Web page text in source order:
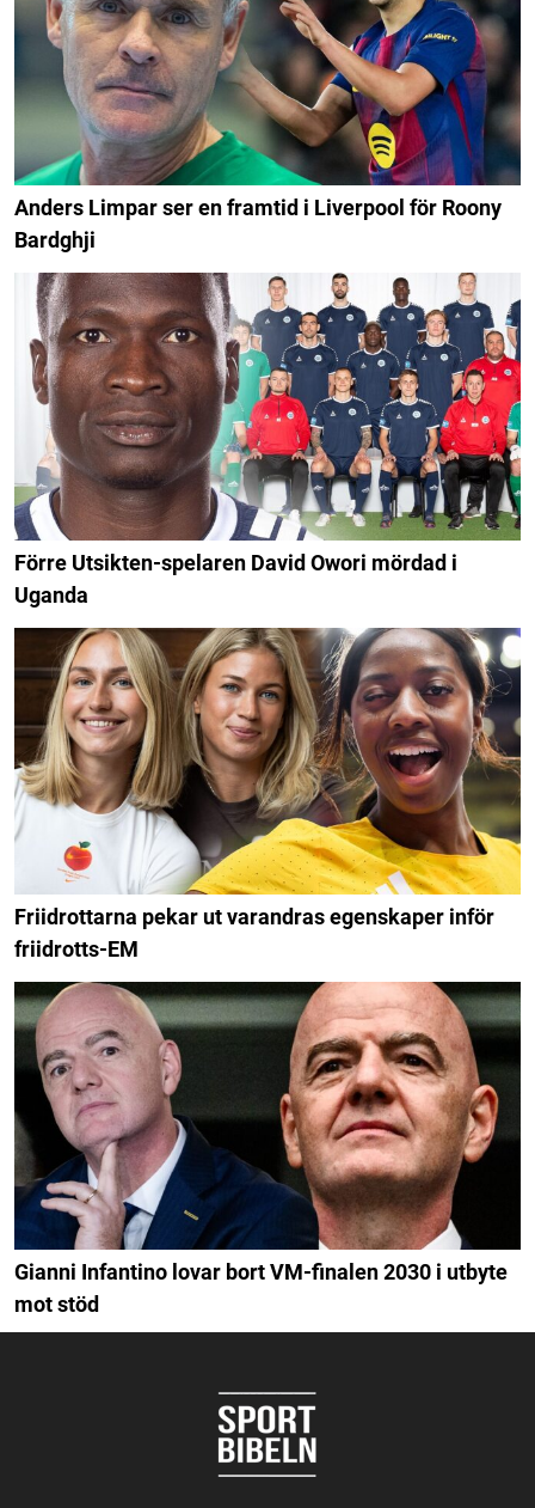
Anders Limpar ser en framtid i Liverpool för Roony
Bardghji
Förre Utsikten-spelaren David Owori mördad i
Uganda
Friidrottarna pekar ut varandras egenskaper inför
friidrotts-EM
Gianni Infantino lovar bort VM-finalen 2030 i utbyte
mot stöd